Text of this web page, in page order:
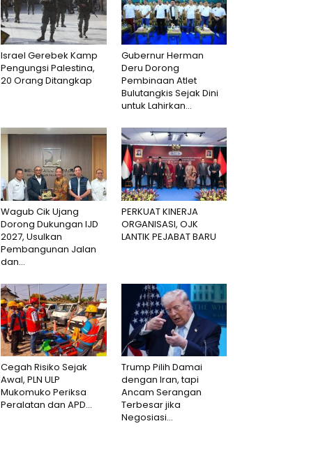
Israel Gerebek Kamp
Pengungsi Palestina,
20 Orang Ditangkap
Gubernur Herman
Deru Dorong
Pembinaan Atlet
Bulutangkis Sejak Dini
untuk Lahirkan...
Wagub Cik Ujang
Dorong Dukungan IJD
2027, Usulkan
Pembangunan Jalan
dan...
PERKUAT KINERJA
ORGANISASI, OJK
LANTIK PEJABAT BARU
Cegah Risiko Sejak
Awal, PLN ULP
Mukomuko Periksa
Peralatan dan APD...
Trump Pilih Damai
dengan Iran, tapi
Ancam Serangan
Terbesar jika
Negosiasi...